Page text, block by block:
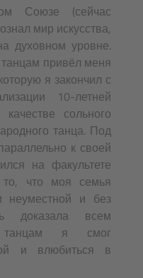
Союзе (сейчас
мир искусства,
духовном уровне.
привёл меня
я закончил с
10-летней
сольного
танца. Под
к своей
на факультете
что моя семья
неуместной и без
доказала всем
танцам я смог
и влюбиться в